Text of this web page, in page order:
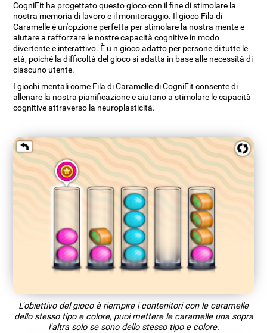
CogniFit ha progettato questo gioco con il fine di stimolare la
nostra memoria di lavoro e il monitoraggio. Il gioco Fila di
Caramelle è un'opzione perfetta per stimolare la nostra mente e
aiutare a rafforzare le nostre capacità cognitive in modo
divertente e interattivo. È u n gioco adatto per persone di tutte le
età, poiché la difficoltà del gioco si adatta in base alle necessità di
ciascuno utente.
I giochi mentali come Fila di Caramelle di CogniFit consente di
allenare la nostra pianificazione e aiutano a stimolare le capacità
cognitive attraverso la neuroplasticità.
L'obiettivo del gioco è riempire i contenitori con le caramelle
dello stesso tipo e colore, puoi mettere le caramelle una sopra
l'altra solo se sono dello stesso tipo e colore.